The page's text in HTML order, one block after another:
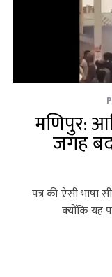
मणिपुर:
जगह
पत्र की ऐसी भाषा
क्‍योंकि यह